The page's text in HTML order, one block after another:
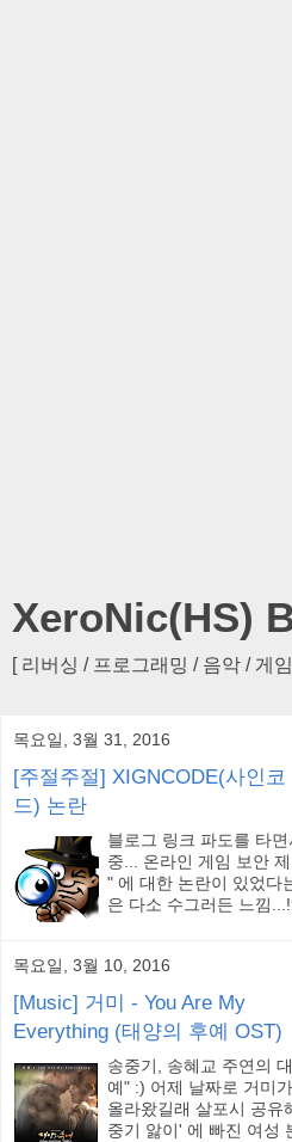
XeroNic(HS)
[ 리버싱 / 프로그래밍 / 음악 / 게
목요일, 3월 31, 2016
[주절주절] XIGNCODE(사인코
드) 논란
블로그 링크 파도를 타
중... 온라인 게임 보안
" 에 대한 논란이 있었다
은 다소 수그러든 느낌
목요일, 3월 10, 2016
[Music] 거미 - You Are My
Everything (태양의 후예 OST)
송중기, 송혜교 주연의
예" :) 어제 날짜로 거미
올라왔길래 살포시 공유
중기 앓이' 에 빠진 여성